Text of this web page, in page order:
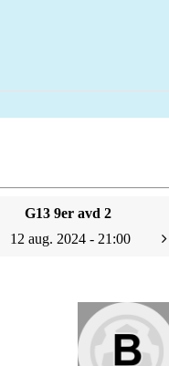
G13 9er avd 2
12 aug. 2024 - 21:00